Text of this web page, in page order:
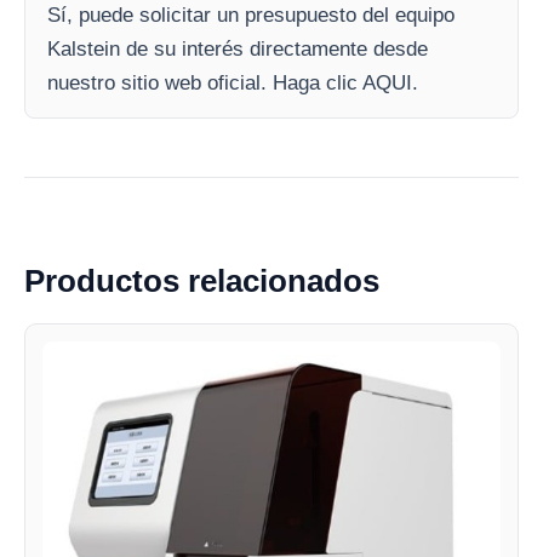
Sí, puede solicitar un presupuesto del equipo
Kalstein de su interés directamente desde
nuestro sitio web oficial. Haga clic AQUI.
Productos relacionados